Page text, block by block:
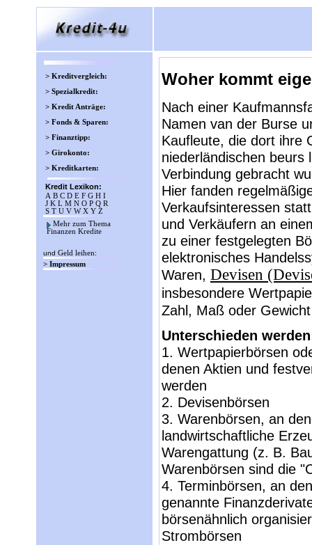
> Kreditvergleich:
> Spezialkredit:
> Kredit Anträge:
> Fonds & Sparen:
> Finanztipp:
> Girokonto:
> Kreditkarten:
Kredit Lexikon:
A B C D E F G H I
J K L M N O P Q R
S T U V WX Y Z
Mehr zum Thema
Finanzen Kredite
und Geld leihen:
> Impressum
Woher kommt
Nach einer
Namen van der Burse
Kaufleute, die dort ihre
niederländischen
Verbindung gebracht
Hier fanden
Verkaufsinteressen
und Verkäufern an
zu einer festgelegten
elektronisches
Waren, Devisen
insbesondere
Zahl, Maß oder
Unterschieden
1. Wertpapierbörsen
denen Aktien und
werden
2. Devisenbörsen
3. Warenbörsen, an
landwirtschaftliche
Warengattung (z. B.
Warenbörsen sind die
4. Terminbörsen, an
genannte
börsenähnlich
Strombörsen